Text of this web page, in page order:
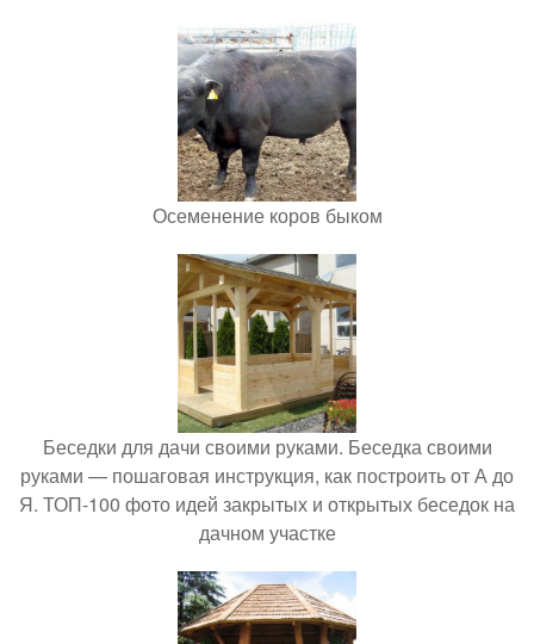
Осеменение коров быком
Беседки для дачи своими руками. Беседка своими
руками — пошаговая инструкция, как построить от А до
Я. ТОП-100 фото идей закрытых и открытых беседок на
дачном участке